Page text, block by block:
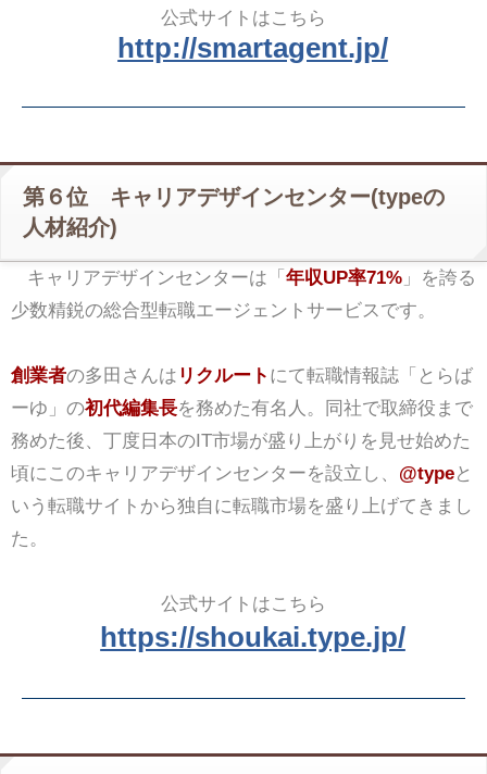
公式サイトはこちら
http://smartagent.jp/
第６位 キャリアデザインセンター(typeの
人材紹介)
キャリアデザインセンターは「 年収UP率71%」を誇る
少数精鋭の総合型転職エージェントサービスです。
創業者の多田さんは リクルート にて転職情報誌「とらば
ーゆ」の初代編集長を務めた有名人。同社で取締役まで
務めた後、丁度日本のIT市場が盛り上がりを見せ始めた
頃にこのキャリアデザインセンターを設立し、 @typeと
いう転職サイトから独自に転職市場を盛り上げてきまし
た。
公式サイトはこちら
https://shoukai.type.jp/